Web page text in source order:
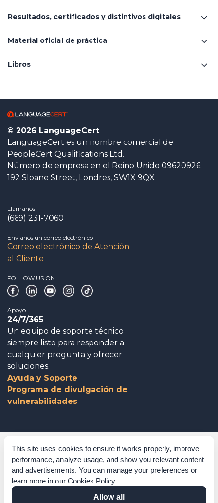
This site uses cookies to ensure it works properly, improve
performance, analyze usage, and show you relevant content
and advertisements. You can manage your preferences or
learn more in our Cookies Policy.
Allow all
Resultados, certificados y distintivos digitales
Material oficial de práctica
Libros
© 2026 LanguageCert
LanguageCert es un nombre comercial de
PeopleCert Qualifications Ltd.
Número de empresa en el Reino Unido 09620926.
192 Sloane Street, Londres, SW1X 9QX
Llámanos
(669) 231-7060
Envíanos un correo electrónico
Correo electrónico de Atención
al Cliente
FOLLOW US ON
Apoyo
24/7/365
Un equipo de soporte técnico
siempre listo para responder a
cualquier pregunta y ofrecer
soluciones.
Ayuda y Soporte
Programa de divulgación de
vulnerabilidades
Gobierno corporativo
Agradecimientos
Políticas y procedimientos
Declaración sobre la esclavitud moderna